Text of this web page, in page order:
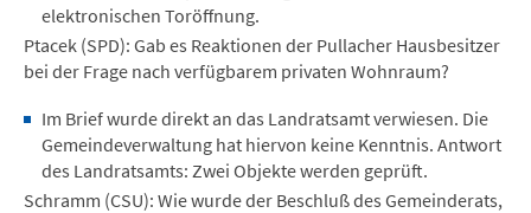
elektronischen Toröffnung.
Ptacek (SPD): Gab es Reaktionen der Pullacher Hausbesitzer
bei der Frage nach verfügbarem privaten Wohnraum?
Im Brief wurde direkt an das Landratsamt verwiesen. Die
Gemeindeverwaltung hat hiervon keine Kenntnis. Antwort
des Landratsamts: Zwei Objekte werden geprüft.
Schramm (CSU): Wie wurde der Beschluß des Gemeinderats,